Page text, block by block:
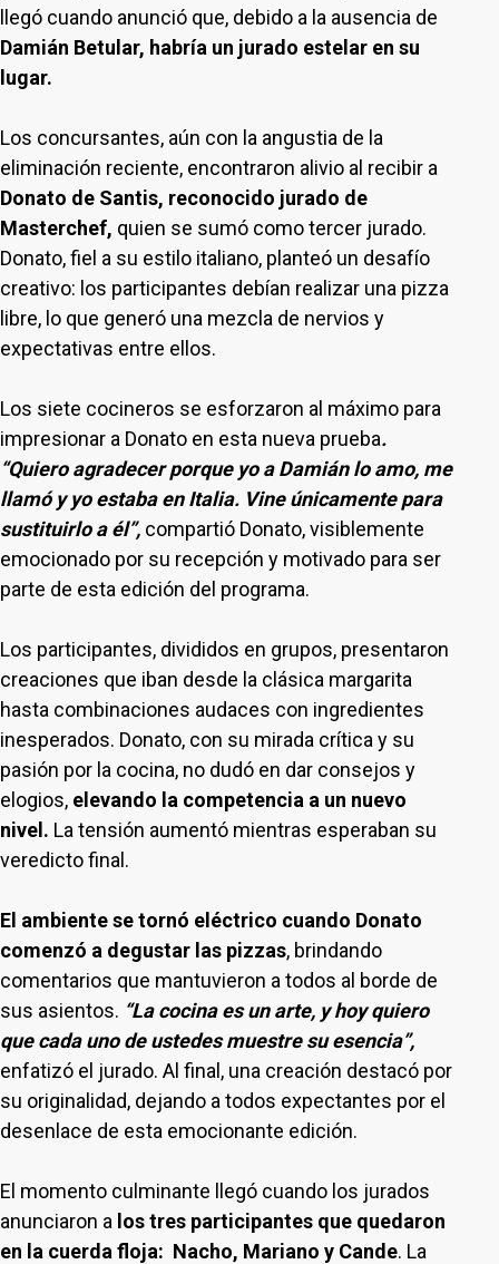
llegó cuando anunció que, debido a la ausencia de
Damián Betular, habría un jurado estelar en su
lugar.
Los concursantes, aún con la angustia de la
eliminación reciente, encontraron alivio al recibir a
Donato de Santis, reconocido jurado de
Masterchef, quien se sumó como tercer jurado.
Donato, fiel a su estilo italiano, planteó un desafío
creativo: los participantes debían realizar una pizza
libre, lo que generó una mezcla de nervios y
expectativas entre ellos.
Los siete cocineros se esforzaron al máximo para
impresionar a Donato en esta nueva prueba.
“Quiero agradecer porque yo a Damián lo amo, me
llamó y yo estaba en Italia. Vine únicamente para
sustituirlo a él”, compartió Donato, visiblemente
emocionado por su recepción y motivado para ser
parte de esta edición del programa.
Los participantes, divididos en grupos, presentaron
creaciones que iban desde la clásica margarita
hasta combinaciones audaces con ingredientes
inesperados. Donato, con su mirada crítica y su
pasión por la cocina, no dudó en dar consejos y
elogios, elevando la competencia a un nuevo
nivel. La tensión aumentó mientras esperaban su
veredicto final.
El ambiente se tornó eléctrico cuando Donato
comenzó a degustar las pizzas, brindando
comentarios que mantuvieron a todos al borde de
sus asientos. “La cocina es un arte, y hoy quiero
que cada uno de ustedes muestre su esencia”,
enfatizó el jurado. Al final, una creación destacó por
su originalidad, dejando a todos expectantes por el
desenlace de esta emocionante edición.
El momento culminante llegó cuando los jurados
anunciaron a los tres participantes que quedaron
en la cuerda floja: Nacho, Mariano y Cande. La